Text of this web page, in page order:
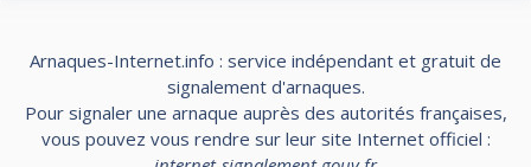
Arnaques-Internet.info : service indépendant et gratuit de
signalement d'arnaques.
Pour signaler une arnaque auprès des autorités françaises,
vous pouvez vous rendre sur leur site Internet officiel :